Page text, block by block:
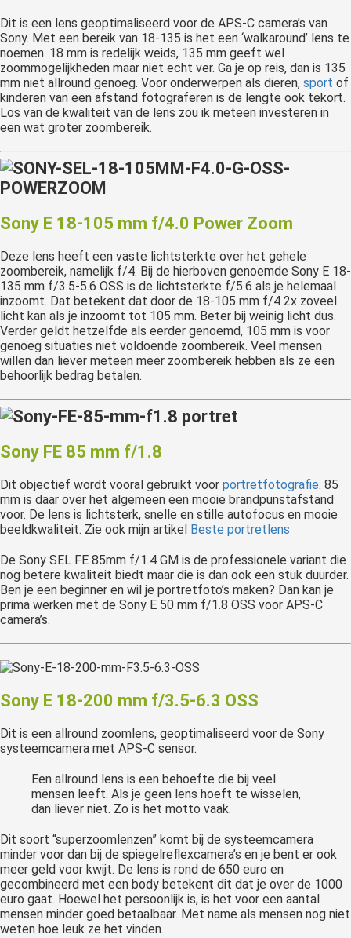
Dit is een lens geoptimaliseerd voor de APS-C camera’s van
Sony. Met een bereik van 18-135 is het een ‘walkaround’ lens te
noemen. 18 mm is redelijk weids, 135 mm geeft wel
zoommogelijkheden maar niet echt ver. Ga je op reis, dan is 135
mm niet allround genoeg. Voor onderwerpen als dieren, sport of
kinderen van een afstand fotograferen is de lengte ook tekort.
Los van de kwaliteit van de lens zou ik meteen investeren in
een wat groter zoombereik.
Sony E 18-105 mm f/4.0 Power Zoom
Deze lens heeft een vaste lichtsterkte over het gehele
zoombereik, namelijk f/4. Bij de hierboven genoemde Sony E 18-
135 mm f/3.5-5.6 OSS is de lichtsterkte f/5.6 als je helemaal
inzoomt. Dat betekent dat door de 18-105 mm f/4 2x zoveel
licht kan als je inzoomt tot 105 mm. Beter bij weinig licht dus.
Verder geldt hetzelfde als eerder genoemd, 105 mm is voor
genoeg situaties niet voldoende zoombereik. Veel mensen
willen dan liever meteen meer zoombereik hebben als ze een
behoorlijk bedrag betalen.
Sony FE 85 mm f/1.8
Dit objectief wordt vooral gebruikt voor portretfotografie. 85
mm is daar over het algemeen een mooie brandpunstafstand
voor. De lens is lichtsterk, snelle en stille autofocus en mooie
beeldkwaliteit. Zie ook mijn artikel Beste portretlens
De Sony SEL FE 85mm f/1.4 GM is de professionele variant die
nog betere kwaliteit biedt maar die is dan ook een stuk duurder.
Ben je een beginner en wil je portretfoto’s maken? Dan kan je
prima werken met de Sony E 50 mm f/1.8 OSS voor APS-C
camera’s.
Sony E 18-200 mm f/3.5-6.3 OSS
Dit is een allround zoomlens, geoptimaliseerd voor de Sony
systeemcamera met APS-C sensor.
Een allround lens is een behoefte die bij veel
mensen leeft. Als je geen lens hoeft te wisselen,
dan liever niet. Zo is het motto vaak.
Dit soort “superzoomlenzen” komt bij de systeemcamera
minder voor dan bij de spiegelreflexcamera’s en je bent er ook
meer geld voor kwijt. De lens is rond de 650 euro en
gecombineerd met een body betekent dit dat je over de 1000
euro gaat. Hoewel het persoonlijk is, is het voor een aantal
mensen minder goed betaalbaar. Met name als mensen nog niet
weten hoe leuk ze het vinden.